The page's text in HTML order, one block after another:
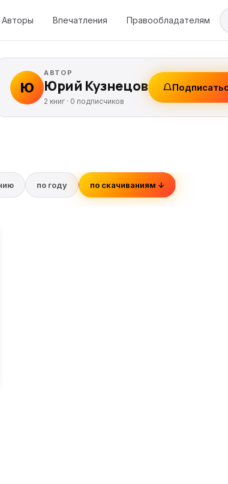
Авторы Впечатления Правообладателям
Ю
АВТОР
Юрий Кузнецов
2 книг · 0 подписчиков
по году по скачиваниям ↓